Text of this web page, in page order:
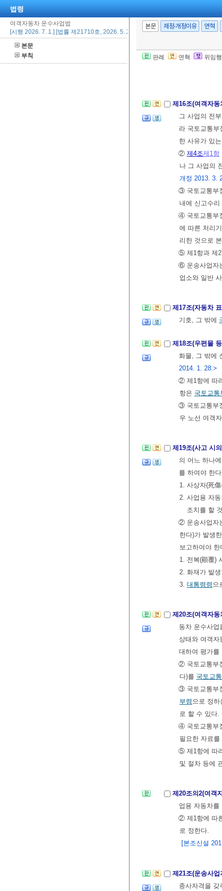
법령
여객자동차 운수사업법
[시행 2026. 7. 1.] [법률 제21710호, 2026. 5. 29., 일부개정]
본문
부칙
본문 제정·개정이유 연혁
판례 연혁 위임
⑦ 제1항에 따
사업을 다른
여객자동차운
제16조(여객자
그 사업의 전
라 국토교통
한 사유가 있
② 제4조제1항
나 그 사업의
개정 2013. 3.
③ 국토교통부
내에 신고수
④ 국토교통부
에 따른 처리
리한 것으로
⑤ 제1항과 제
⑥ 운송사업자
업소와 일반
제17조(자동차
기호, 그 밖에
제18조(우편물
화물, 그 밖에
2014. 1. 28.>
② 제1항에 따
항은 국토교통
③ 국토교통부
우 노선 여객
제19조(사고 시
의 어느 하나
를 하여야 한
1. 사상자(死
2. 사업용 자
조치를 할
② 운송사업자
한다)가 발생
보고하여야
1. 전복(顚覆)
2. 화재가 발
3. 대통령령 으
제20조(여객자
동차 운수사
상태와 여객자
대하여 평가
② 국토교통부
다)를 국토교
③ 국토교통부
부령 으로 정
로 할 수 있다.
④ 국토교통부
필요한 자료
⑤ 제1항에 따
및 절차 등에
제20조의2(여객
업용 자동차
② 제1항에 따
로 정한다.
[본조신설
제21조(운송사
종사자격을